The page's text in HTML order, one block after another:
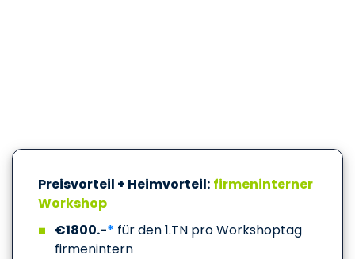
Preisvorteil + Heimvorteil: firmeninterner
Workshop
€1800.-* für den 1.TN pro Workshoptag
firmenintern